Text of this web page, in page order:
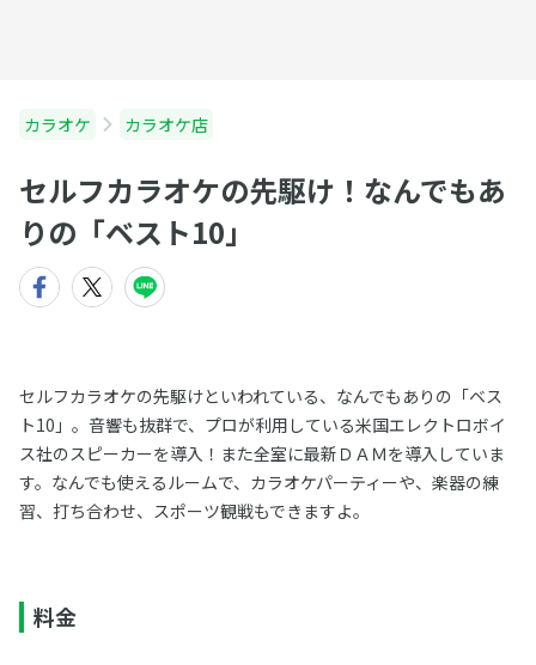
カラオケ カラオケ店
セルフカラオケの先駆け！なんでもあ
りの「ベスト10」
セルフカラオケの先駆けといわれている、なんでもありの「ベス
ト10」。音響も抜群で、プロが利用している米国エレクトロボイ
ス社のスピーカーを導入！また全室に最新ＤＡＭを導入していま
す。なんでも使えるルームで、カラオケパーティーや、楽器の練
習、打ち合わせ、スポーツ観戦もできますよ。
料金